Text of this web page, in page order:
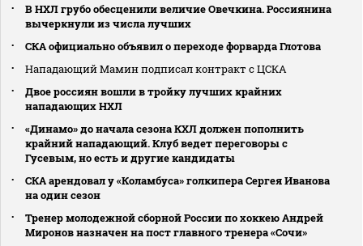
В НХЛ грубо обесценили величие Овечкина. Россиянина
вычеркнули из числа лучших
СКА официально объявил о переходе форварда Глотова
Нападающий Мамин подписал контракт с ЦСКА
Двое россиян вошли в тройку лучших крайних
нападающих НХЛ
«Динамо» до начала сезона КХЛ должен пополнить
крайний нападающий. Клуб ведет переговоры с
Гусевым, но есть и другие кандидаты
СКА арендовал у «Коламбуса» голкипера Сергея Иванова
на один сезон
Тренер молодежной сборной России по хоккею Андрей
Миронов назначен на пост главного тренера «Сочи»